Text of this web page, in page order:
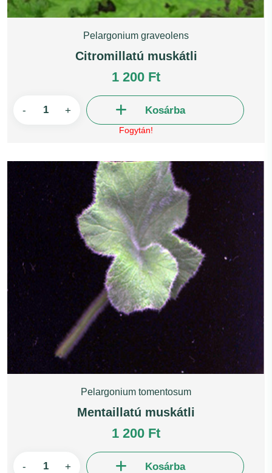
Pelargonium graveolens
Citromillatú muskátli
1 200 Ft
- + Kosárba
Fogytán!
Pelargonium tomentosum
Mentaillatú muskátli
1 200 Ft
- + Kosárba